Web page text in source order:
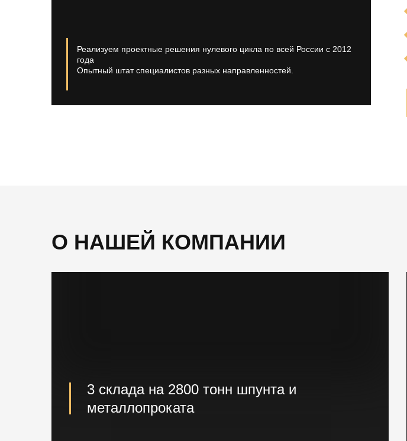
Реализуем проектные решения нулевого цикла по всей России с 2012
года
Опытный штат специалистов разных направленностей.
О НАШЕЙ КОМПАНИИ
3 склада на 2800 тонн шпунта и
металлопроката